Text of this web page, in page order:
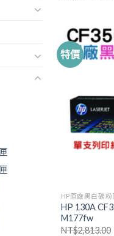
特價
HP原廠黑白碳粉
HP 130A
M177fw
NT$2,813.00